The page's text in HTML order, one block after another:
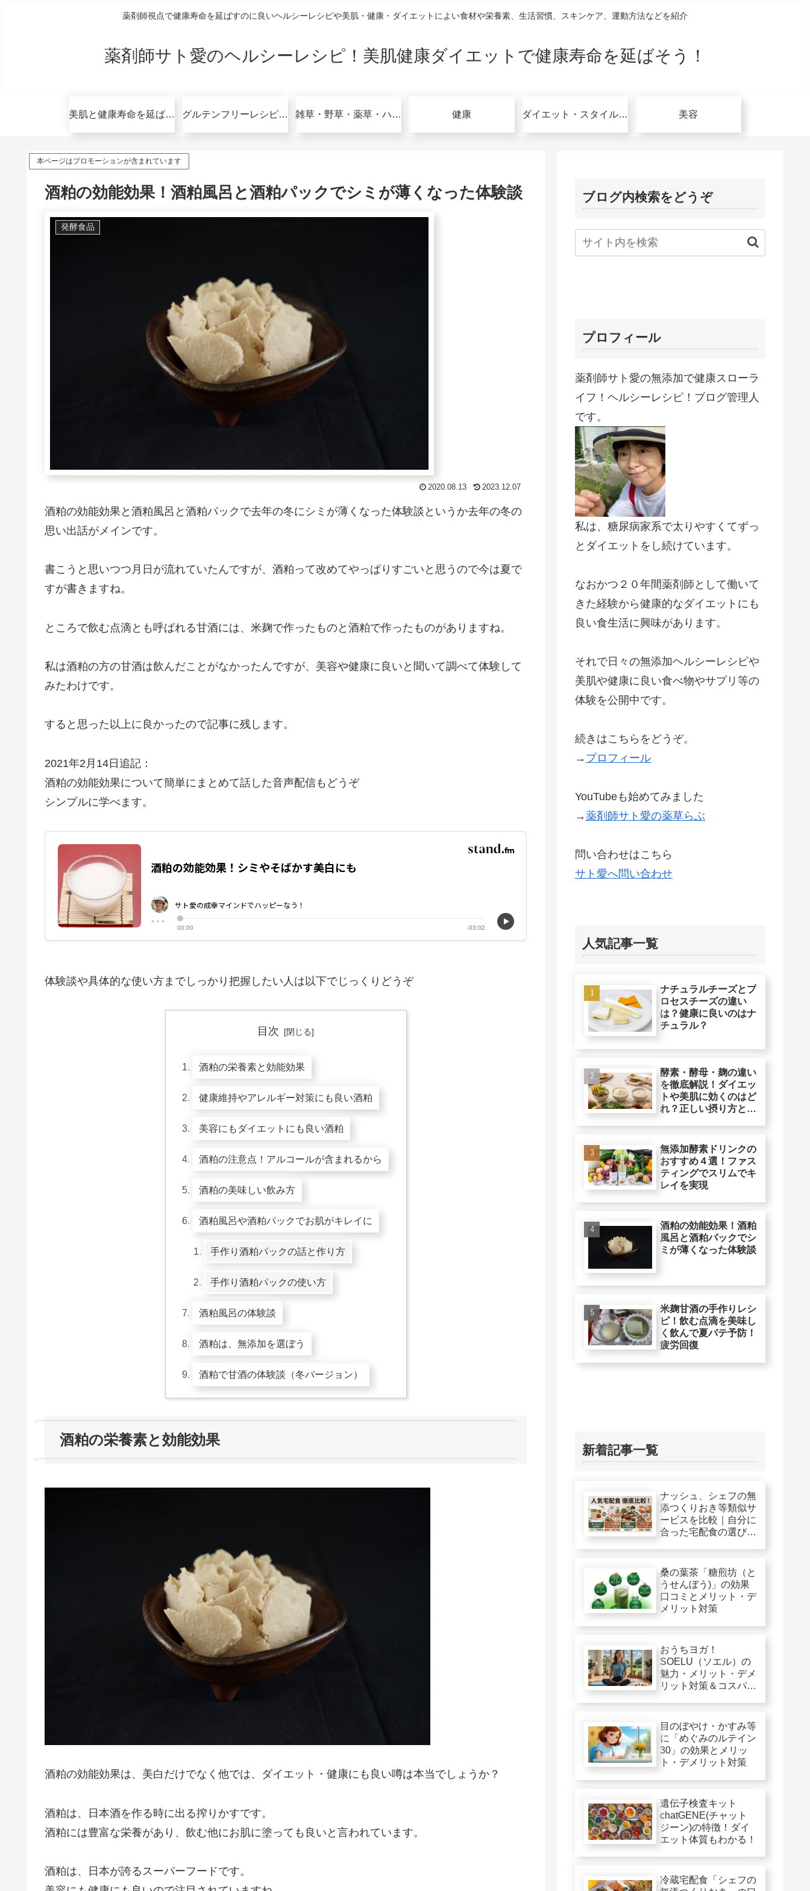
薬剤師視点で健康寿命を延ばすのに良いヘルシーレシピや美肌・健康・ダイエットによい食材や栄養素、生活習慣、スキンケア、運動方法などを紹介
薬剤師サト愛のヘルシーレシピ！美肌健康ダイエットで健康寿命を延ばそう！
美肌と健康寿命を延ばすコツ無料講座 グルテンフリーレシピで美肌健康ダイエット！ 雑草・野草・薬草・ハーブ 健康 ダイエット・スタイルアップ関連 美容
本ページはプロモーションが含まれています
酒粕の効能効果！酒粕風呂と酒粕パックでシミが薄くなった体験談
発酵食品
2020.08.13 2023.12.07
酒粕の効能効果と酒粕風呂と酒粕パックで去年の冬にシミが薄くなった体験談というか去年の冬の
思い出話がメインです。
書こうと思いつつ月日が流れていたんですが、酒粕って改めてやっぱりすごいと思うので今は夏で
すが書きますね。
ところで飲む点滴とも呼ばれる甘酒には、米麹で作ったものと酒粕で作ったものがありますね。
私は酒粕の方の甘酒は飲んだことがなかったんですが、美容や健康に良いと聞いて調べて体験して
みたわけです。
すると思った以上に良かったので記事に残します。
2021年2月14日追記：
酒粕の効能効果について簡単にまとめて話した音声配信もどうぞ
シンプルに学べます。
体験談や具体的な使い方までしっかり把握したい人は以下でじっくりどうぞ
目次
酒粕の栄養素と効能効果
健康維持やアレルギー対策にも良い酒粕
美容にもダイエットにも良い酒粕
酒粕の注意点！アルコールが含まれるから
酒粕の美味しい飲み方
酒粕風呂や酒粕パックでお肌がキレイに
手作り酒粕パックの話と作り方
手作り酒粕パックの使い方
酒粕風呂の体験談
酒粕は、無添加を選ぼう
酒粕で甘酒の体験談（冬バージョン）
酒粕の栄養素と効能効果
酒粕の効能効果は、美白だけでなく他では、ダイエット・健康にも良い噂は本当でしょうか？
酒粕は、日本酒を作る時に出る搾りかすです。
酒粕には豊富な栄養があり、飲む他にお肌に塗っても良いと言われています。
酒粕は、日本が誇るスーパーフードです。
ブログ内検索をどうぞ
プロフィール
薬剤師サト愛の無添加で健康スローラ
イフ！ヘルシーレシピ！ブログ管理人
です。
私は、糖尿病家系で太りやすくてずっ
とダイエットをし続けています。
なおかつ２０年間薬剤師として働いて
きた経験から健康的なダイエットにも
良い食生活に興味があります。
それで日々の無添加ヘルシーレシピや
美肌や健康に良い食べ物やサプリ等の
体験を公開中です。
続きはこちらをどうぞ。
→ プロフィール
YouTubeも始めてみました
→薬剤師サト愛の薬草らぶ
問い合わせはこちら
サト愛へ問い合わせ
人気記事一覧
ナチュラルチーズとプ
ロセスチーズの違い
は？健康に良いのはナ
チュラル？
酵素・酵母・麹の違い
を徹底解説！ダイエッ
トや美肌に効くのはど
れ？正しい摂り方と注
無添加酵素ドリンクの
おすすめ４選！ファス
ティングでスリムでキ
レイを実現
酒粕の効能効果！酒粕
風呂と酒粕パックでシ
ミが薄くなった体験談
米麹甘酒の手作りレシ
ピ！飲む点滴を美味し
く飲んで夏バテ予防！
疲労回復
新着記事一覧
ナッシュ、シェフの無
添つくりおき等類似サ
ービスを比較｜自分に
合った宅配食の選び
桑の葉茶「糖煎坊（と
うせんぼう)」の効果
口コミとメリット・デ
メリット対策
おうちヨガ！
SOELU（ソエル）の
魅力・メリット・デメ
リット対策＆コスパ徹
目のぼやけ・かすみ等
に「めぐみのルテイン
30」の効果とメリッ
ト・デメリット対策
遺伝子検査キット
chatGENE(チャット
ジーン)の特徴！ダイ
エット体質もわかる！
冷蔵宅配食「シェフの